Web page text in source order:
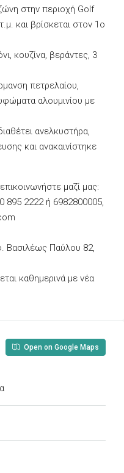
στην περιοχή Golf
και βρίσκεται στον 1ο
κουζίνα, βεράντες, 3
πετρελαίου,
αλουμινίου με
ανελκυστήρα,
και ανακαινίστηκε
μαζί μας:
895 2222 ή 6982800005,
Βασιλέως Παύλου 82,
καθημερινά με νέα
Open on Google Maps